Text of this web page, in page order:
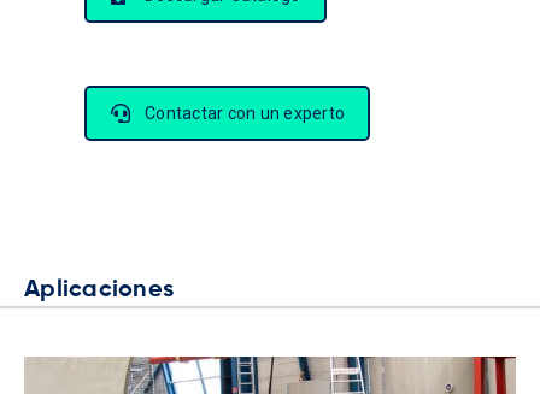
Contactar con un experto
Aplicaciones